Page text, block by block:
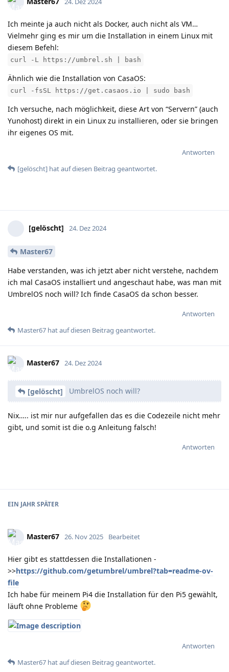
Ich meinte ja auch nicht als Docker, auch nicht als VM…
Vielmehr ging es mir um die Installation in einem Linux mit
diesem Befehl:
curl -L https://umbrel.sh | bash
Ähnlich wie die Installation von CasaOS:
curl -fsSL https://get.casaos.io | sudo bash
Ich versuche, nach möglichkeit, diese Art von “Servern” (auch
Yunohost) direkt in ein Linux zu installieren, oder sie bringen
ihr eigenes OS mit.
Antworten
[gelöscht] hatauf diesen Beitrag geantwortet.
[gelöscht] 24. Dez 2024
Master67
Habe verstanden, was ich jetzt aber nicht verstehe, nachdem
ich mal CasaOS installiert und angeschaut habe, was man mit
UmbrelOS noch will? Ich finde CasaOS da schon besser.
Antworten
Master67 hatauf diesen Beitrag geantwortet.
Master67 24. Dez 2024
[gelöscht] UmbrelOS noch will?
Nix….. ist mir nur aufgefallen das es die Codezeile nicht mehr
gibt, und somit ist die o.g Anleitung falsch!
Antworten
EIN JAHRSPÄTER
Master67 26. Nov 2025 Bearbeitet
Hier gibt es stattdessen die Installationen -
>>https://github.com/getumbrel/umbrel?tab=readme-ov-
file
Ich habe für meinem Pi4 die Installation für den Pi5 gewählt,
läuft ohne Probleme
Antworten
Master67 hatauf diesen Beitrag geantwortet.